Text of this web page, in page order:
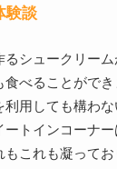
験談
シュークリーム
食べることがで
用しても構わな
トインコーナー
もこれも凝って